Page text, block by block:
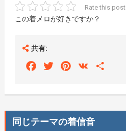
Rate this post
この着メロが好きですか？
共有:
FacebookTwitterPinterest
VK
同じテーマの着信音